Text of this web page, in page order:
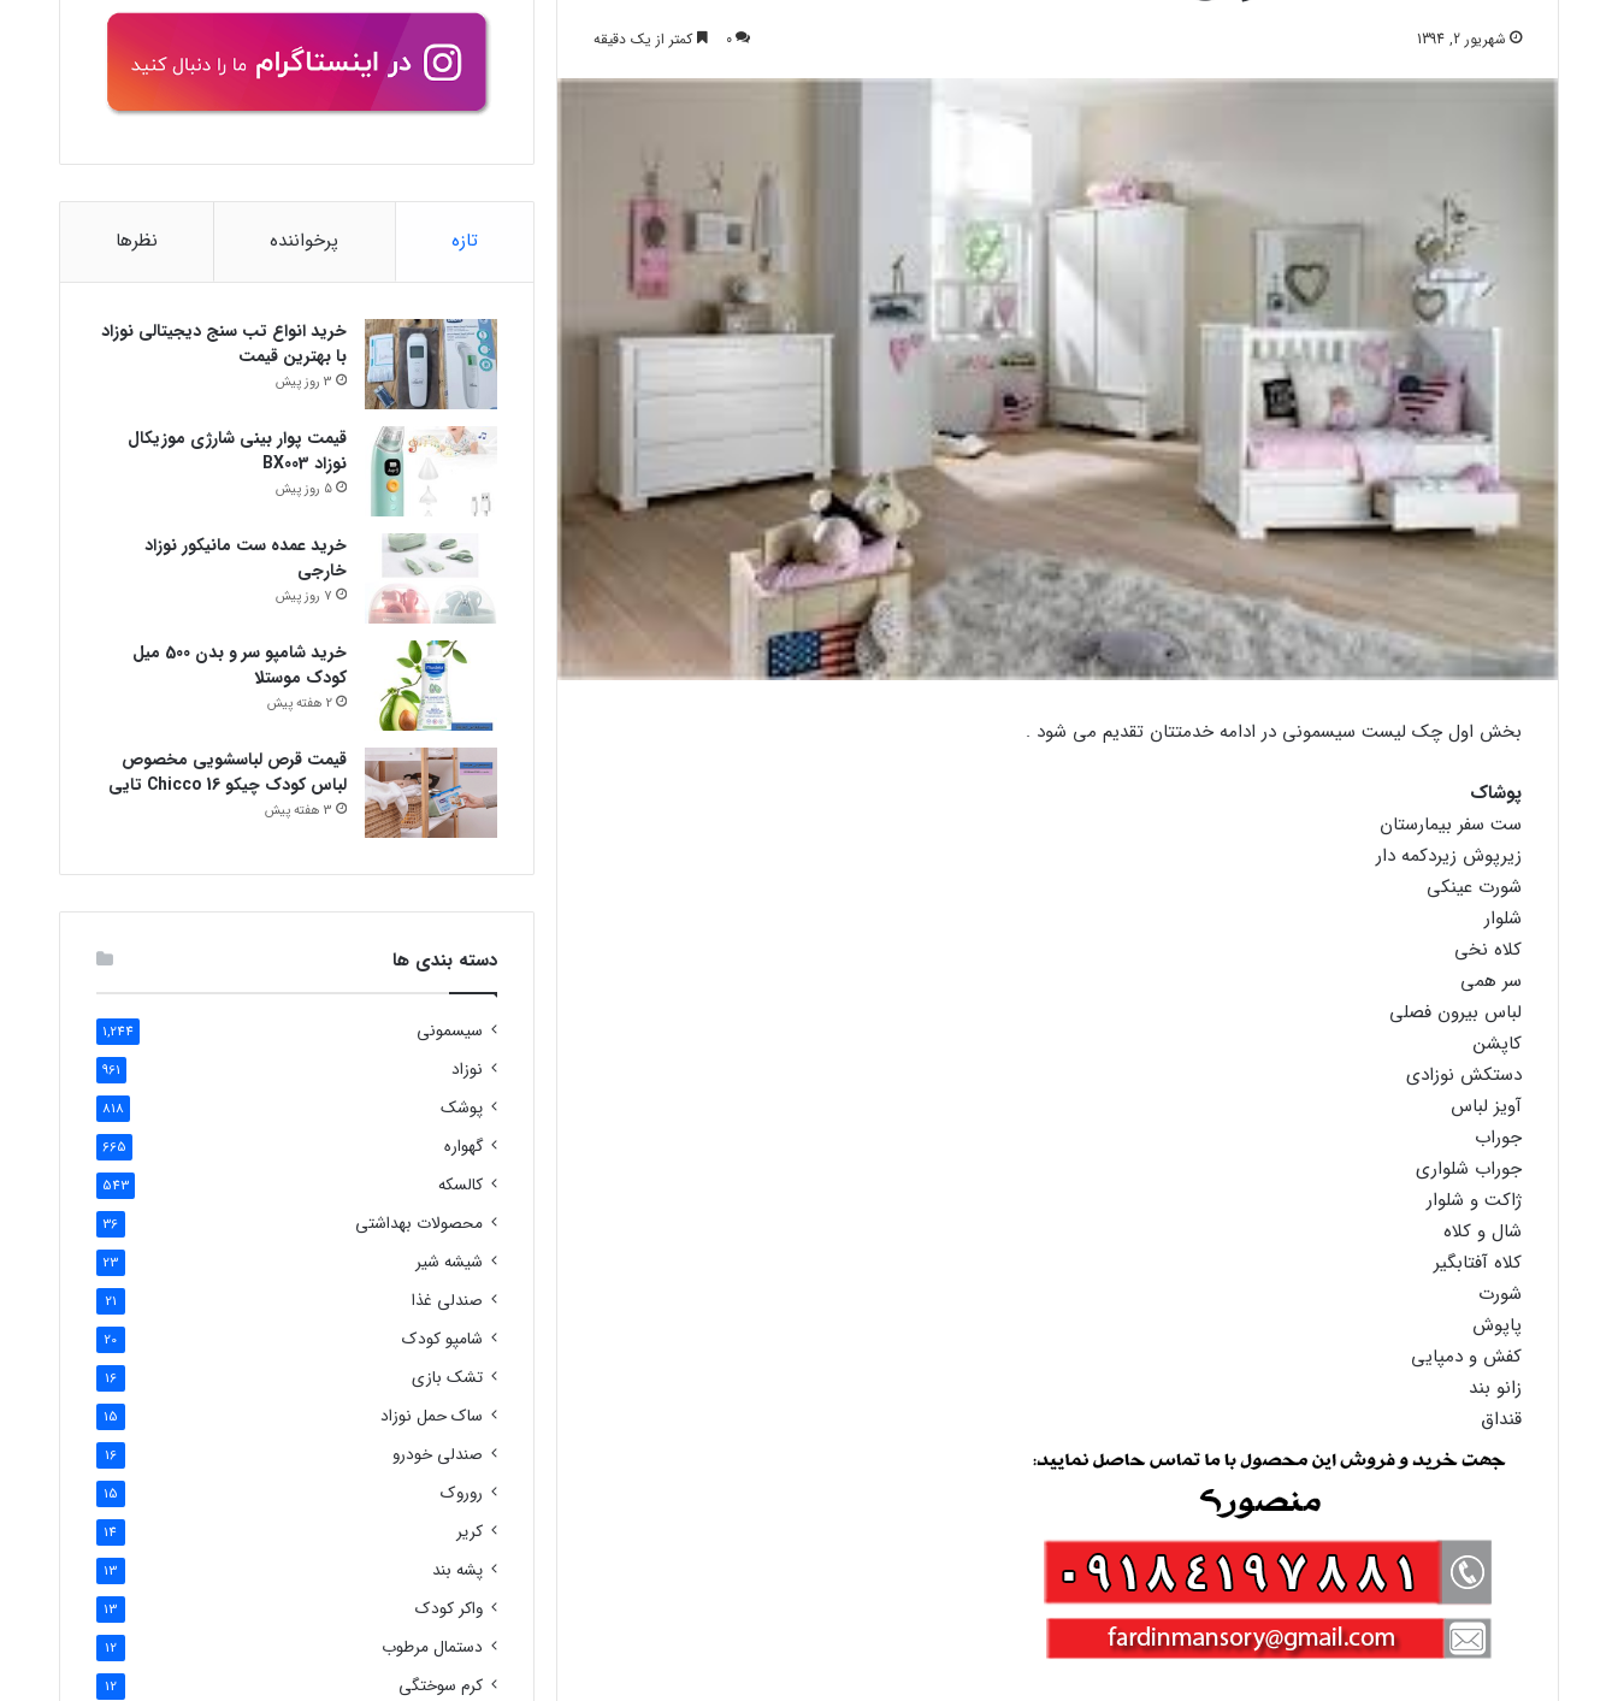
شهریور 2, 1394 0 کمتر از یک دقیقه
بخش اول چک لیست سیسمونی در ادامه خدمتتان تقدیم می شود .
پوشاک
ست سفر بیمارستان
زیرپوش زیردکمه دار
شورت عینکی
شلوار
کلاه نخی
سر همی
لباس بیرون فصلی
کاپشن
دستکش نوزادی
آویز لباس
جوراب
جوراب شلواری
ژاکت و شلوار
شال و کلاه
کلاه آفتابگیر
شورت
پاپوش
کفش و دمپایی
زانو بند
قنداق
تازه پرخواننده نظرها
خرید انواع تب سنج دیجیتالی نوزاد
با بهترین قیمت
3 روز پیش
قیمت پوار بینی شارژی موزیکال
نوزاد BX003
5 روز پیش
خرید عمده ست مانیکور نوزاد
خارجی
7 روز پیش
خرید شامپو سر و بدن 500 میل
کودک موستلا
2 هفته پیش
قیمت قرص لباسشویی مخصوص
لباس کودک چیکو Chicco 16 تایی
3 هفته پیش
دسته بندی ها
سیسمونی 1,244
نوزاد 961
پوشک 818
گهواره 665
کالسکه 543
محصولات بهداشتی 36
شیشه شیر 23
صندلی غذا 21
شامپو کودک 20
تشک بازی 16
ساک حمل نوزاد 15
صندلی خودرو 16
روروک 15
کریر 14
پشه بند 13
واکر کودک 13
دستمال مرطوب 12
کرم سوختگی 12